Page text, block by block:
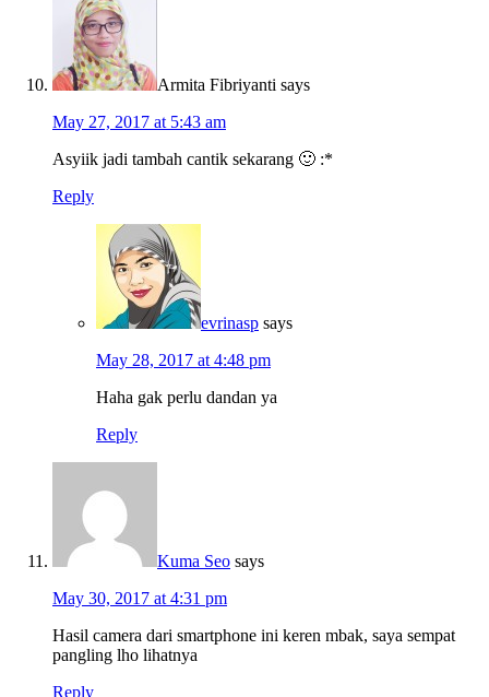
Armita Fibriyanti says
May 27, 2017 at 5:43 am
Asyiik jadi tambah cantik sekarang 🙂 :*
Reply
evrinasp says
May 28, 2017 at 4:48 pm
Haha gak perlu dandan ya
Reply
Kuma Seo says
May 30, 2017 at 4:31 pm
Hasil camera dari smartphone ini keren mbak, saya sempat
pangling lho lihatnya
Reply